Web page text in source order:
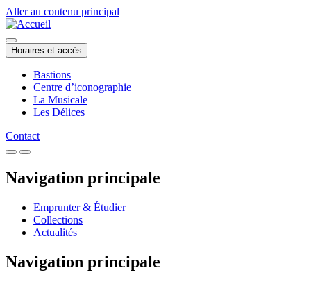
Aller au contenu principal
Horaires et accès
Bastions
Centre d’iconographie
La Musicale
Les Délices
Contact
Navigation principale
Emprunter & Étudier
Collections
Actualités
Navigation principale